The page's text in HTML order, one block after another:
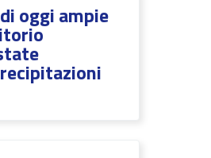
oggi ampie